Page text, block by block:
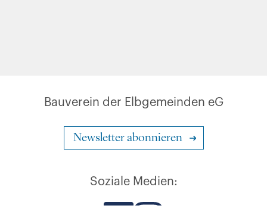
Bauverein der Elbgemeinden eG
Newsletter abonnieren
Soziale Medien: